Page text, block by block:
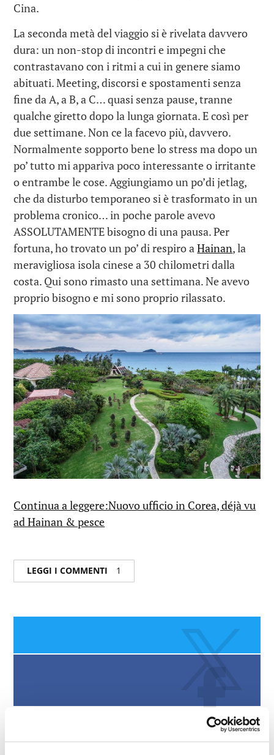
Cina.
La seconda metà del viaggio si è rivelata davvero
dura: un non-stop di incontri e impegni che
contrastavano con i ritmi a cui in genere siamo
abituati. Meeting, discorsi e spostamenti senza
fine da A, a B, a C… quasi senza pause, tranne
qualche giretto dopo la lunga giornata. E così per
due settimane. Non ce la facevo più, davvero.
Normalmente sopporto bene lo stress ma dopo un
po’ tutto mi appariva poco interessante o irritante
o entrambe le cose. Aggiungiamo un po’di jetlag,
che da disturbo temporaneo si è trasformato in un
problema cronico… in poche parole avevo
ASSOLUTAMENTE bisogno di una pausa. Per
fortuna, ho trovato un po’ di respiro aHainan, la
meravigliosa isola cinese a 30 chilometri dalla
costa. Qui sono rimasto una settimana. Ne avevo
proprio bisogno e mi sono proprio rilassato.
Continua a leggere:Nuovo ufficio in Corea, déjà vu
ad Hainan & pesce
LEGGI I COMMENTI 1